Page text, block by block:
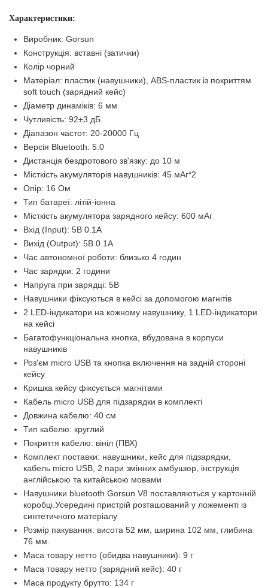
Характеристики:
Виробник: Gorsun
Конструкція: вставні (затички)
Колір чорний
Матеріал: пластик (навушники), ABS-пластик із покриттям
soft touch (зарядний кейс)
Діаметр динаміків: 6 мм
Чутливість: 92±3 дБ
Діапазон частот: 20-20000 Гц
Версія Bluetooth: 5.0
Дистанція бездротового зв'язку: до 10 м
Місткість акумуляторів навушників: 45 мАг*2
Опір: 16 Ом
Тип батареї: літій-іонна
Місткість акумулятора зарядного кейсу: 600 мАг
Вхід (Input): 5В 0.1А
Вихід (Output): 5В 0.1А
Час автономної роботи: близько 4 годин
Час зарядки: 2 години
Напруга при зарядці: 5В
Навушники фіксуються в кейсі за допомогою магнітів
2 LED-індикатори на кожному навушнику, 1 LED-індикатори
на кейсі
Багатофункціональна кнопка, вбудована в корпуси
навушників
Роз'єм micro USB та кнопка включення на задній стороні
кейсу
Кришка кейсу фіксується магнітами
Кабель micro USB для підзарядки в комплекті
Довжина кабелю: 40 см
Тип кабелю: круглий
Покриття кабелю: вініл (ПВХ)
Комплект поставки: навушники, кейс для підзарядки,
кабель micro USB, 2 пари змінних амбушюр, інструкція
англійською та китайською мовами
Навушники bluetooth Gorsun V8 поставляються у картонній
коробці.Усередині пристрій розташований у ложементі із
синтетичного матеріалу
Розмір пакування: висота 52 мм, ширина 102 мм, глибина
76 мм.
Маса товару нетто (обидва навушники): 9 г
Маса товару нетто (зарядний кейс): 40 г
Маса продукту брутто: 134 г